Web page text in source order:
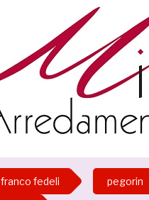
franco fedeli pegorin